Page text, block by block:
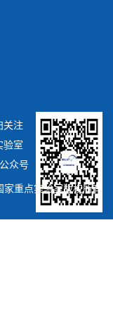
关注
验室
众号
重点实验室版权所有